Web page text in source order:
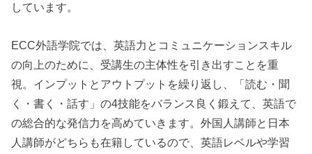
しています。
ECC外語学院では、英語力とコミュニケーションスキル
の向上のために、受講生の主体性を引き出すことを重
視。インプットとアウトプットを繰り返し、「読む・聞
く・書く・話す」の4技能をバランス良く鍛えて、英語で
の総合的な発信力を高めていきます。外国人講師と日本
人講師がどちらも在籍しているので、英語レベルや学習